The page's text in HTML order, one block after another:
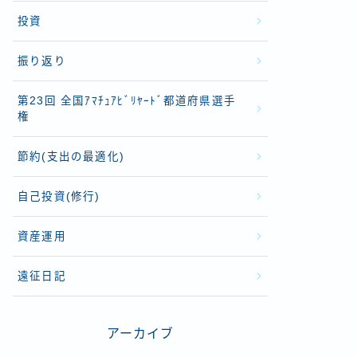
投資
振り返り
第23回 全国ｱﾏﾁｭｱﾋﾞﾘﾔｰﾄﾞ都道府県選手
権
節約(支出の最適化)
自己投資(修行)
資産運用
遠征日記
アーカイブ